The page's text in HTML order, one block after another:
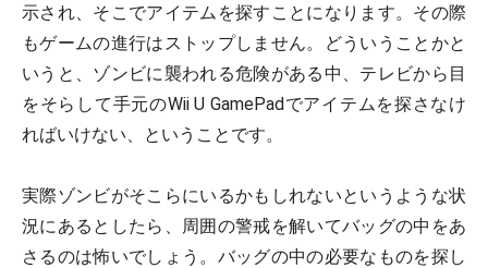
示され、そこでアイテムを探すことになります。その際
もゲームの進行はストップしません。どういうことかと
いうと、ゾンビに襲われる危険がある中、テレビから目
をそらして手元のWii U GamePadでアイテムを探さなけ
ればいけない、ということです。
実際ゾンビがそこらにいるかもしれないというような状
況にあるとしたら、周囲の警戒を解いてバッグの中をあ
さるのは怖いでしょう。バッグの中の必要なものを探し